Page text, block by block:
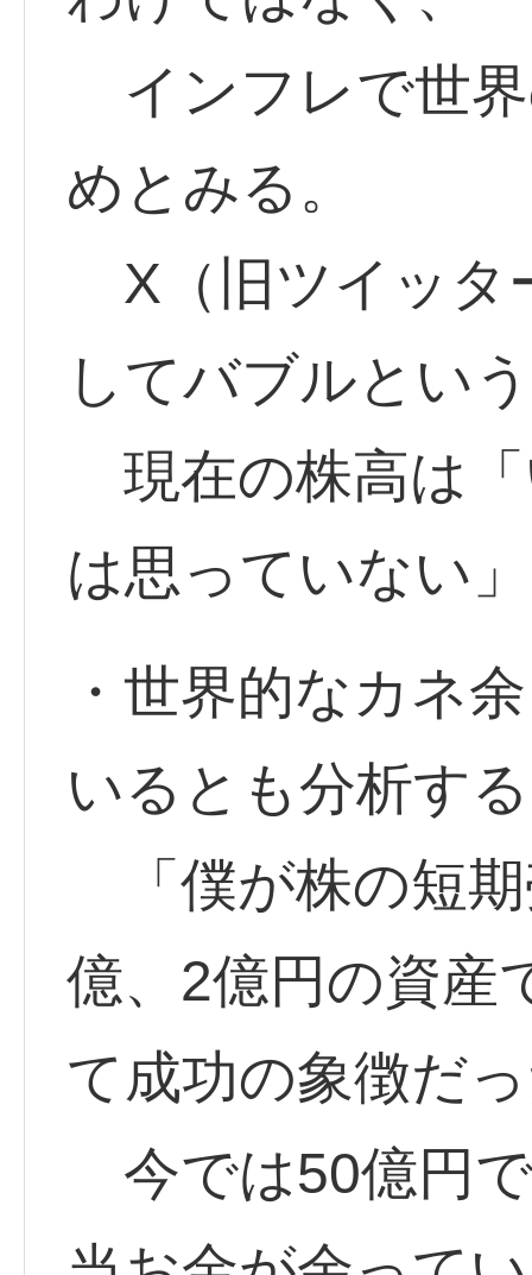
インフレで世
めとみる。
X（旧ツイッタ
してバブルとい
現在の株高は
は思っていない
・世界的なカネ
いるとも分析す
「僕が株の短
億、2億円の資産
て成功の象徴だ
今では50億円